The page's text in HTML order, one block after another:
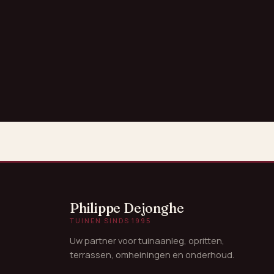
Philippe Dejonghe
TUINEN SINDS 1995
Uw partner voor tuinaanleg, opritten,
terrassen, omheiningen en onderhoud.